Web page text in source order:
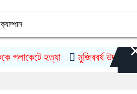
ক্যাম্পাস
হত্যা মুজিববর্ষ উদযাপনে ৯৮২